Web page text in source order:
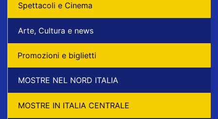
Spettacoli e Cinema
Arte, Cultura e news
Promozioni e biglietti
MOSTRE NEL NORD ITALIA
MOSTRE IN ITALIA CENTRALE